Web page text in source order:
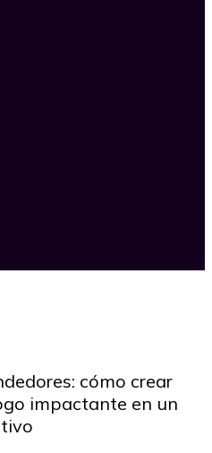
cómo crear
impactante en un